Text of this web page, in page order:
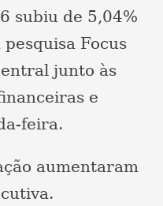
subiu de 5,04%
Focus
junto às
e
feira.
aumentaram